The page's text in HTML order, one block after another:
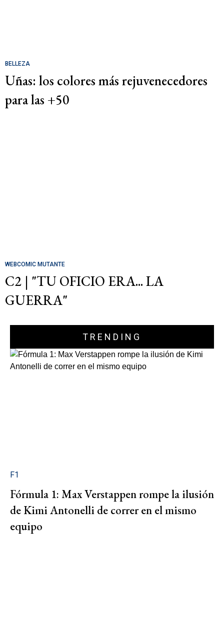
BELLEZA
Uñas: los colores más rejuvenecedores
para las +50
WEBCOMIC MUTANTE
C2 | "TU OFICIO ERA... LA
GUERRA"
TRENDING
F1
Fórmula 1: Max Verstappen rompe la ilusión
de Kimi Antonelli de correr en el mismo
equipo